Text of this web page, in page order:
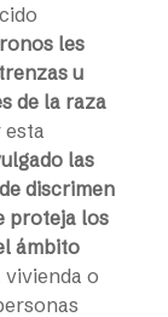
les
u
de la raza
esta
las
discrimen
proteja los
ámbito
o